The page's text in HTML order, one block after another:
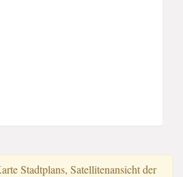
Stadtplans, Satellitenansicht der